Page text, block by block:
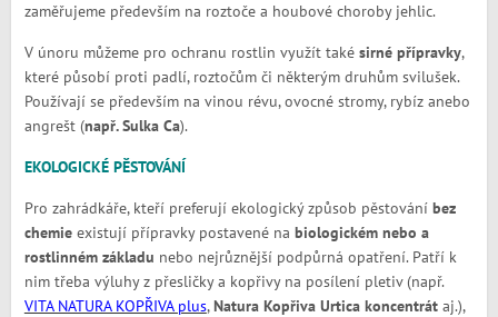
zaměřujeme především na roztoče a houbové choroby jehlic.
V únoru můžeme pro ochranu rostlin využít také sirné přípravky,
které působí proti padlí, roztočům či některým druhům svilušek.
Používají se především na vinou révu, ovocné stromy, rybíz anebo
angrešt (např. Sulka Ca).
EKOLOGICKÉ PĚSTOVÁNÍ
Pro zahrádkáře, kteří preferují ekologický způsob pěstování bez
chemieexistují přípravky postavené na biologickém nebo a
rostlinném základu nebo nejrůznější podpůrná opatření. Patří k
nim třeba výluhy z přesličky a kopřivy na posílení pletiv (např.
VITA NATURA KOPŘIVA plus,Natura Kopřiva Urtica koncentrát aj.),